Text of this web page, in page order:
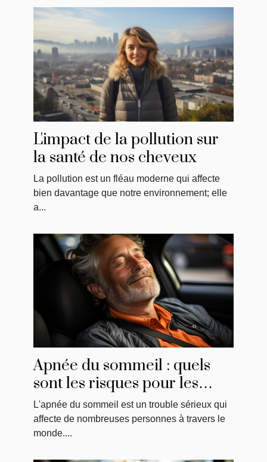
L'impact de la pollution sur
la santé de nos cheveux
La pollution est un fléau moderne qui affecte
bien davantage que notre environnement; elle
a...
Apnée du sommeil : quels
sont les risques pour les
conducteurs?
L'apnée du sommeil est un trouble sérieux qui
affecte de nombreuses personnes à travers le
monde....